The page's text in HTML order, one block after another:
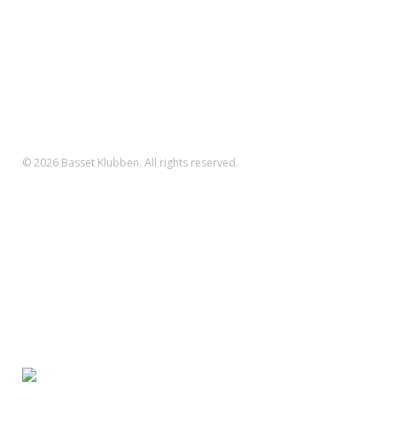
© 2026 Basset Klubben. All rights reserved.